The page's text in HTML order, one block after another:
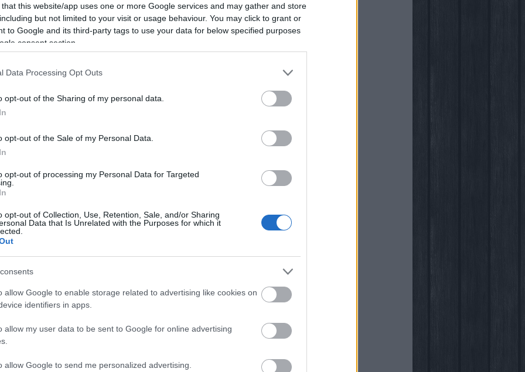
that this website/app uses one or more Google services and may gather and store
but not limited to your visit or usage behaviour. You may click to grant or
to Google and its third-party tags to use your data for below specified purposes
consent section.
Data Processing Opt Outs
opt-out of the Sharing of my personal data.
opt-out of the Sale of my Personal Data.
opt-out of processing my Personal Data for Targeted
opt-out of Collection, Use, Retention, Sale, and/or Sharing
Data that Is Unrelated with the Purposes for which it
allow Google to enable storage related to advertising like cookies on
identifiers in apps.
allow my user data to be sent to Google for online advertising
allow Google to send me personalized advertising.
Byblos
Carmencita
Christine
Cs.P. könyvesblogja
Keményfedél
Könyv, egó, entrópia
Könyvmolyoló
Könyvvizsgálók
Lobo
Makranczos
Minden könyv egy
Májusi zárás
8411010
minősülnek, értük a
üzemeltetője semmilyen felelősséget nem
Részletek a
Ubik, Kamera által homályosan, Ember
Az amcsi filmfeldolgozások akció sci-fivé
Scott filmje, de az meg annyira más mint a
olvasni, mint nekem. Én a nyolcvanas
akkor csak két Dick könyv volt
Dick novelláival és a Halállabirintus c.